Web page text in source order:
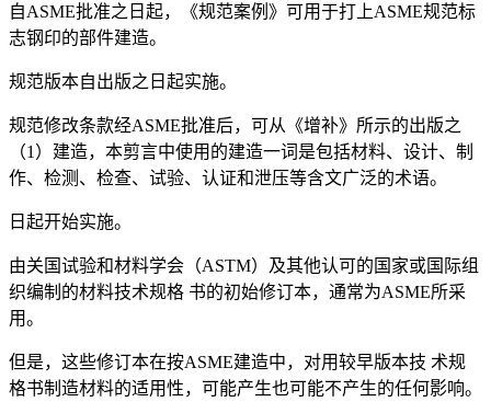
自ASME批准之日起，《规范案例》可用于打上ASME规范标
志钢印的部件建造。
规范版本自出版之日起实施。
规范修改条款经ASME批准后，可从《增补》所示的出版之
（1）建造，本剪言中使用的建造一词是包括材料、设计、制
作、检测、检查、试验、认证和泄压等含文广泛的术语。
日起开始实施。
由关国试验和材料学会（ASTM）及其他认可的国家或国际组
织编制的材料技术规格 书的初始修订本，通常为ASME所采
用。
但是，这些修订本在按ASME建造中，对用较早版本技 术规
格书制造材料的适用性，可能产生也可能不产生的任何影响。